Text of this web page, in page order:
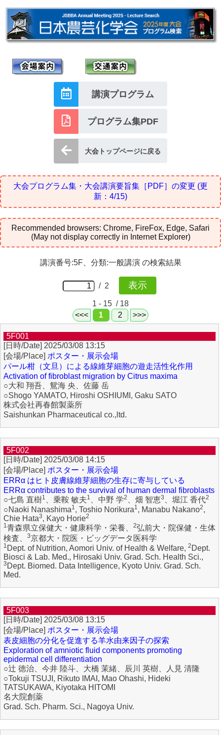
講演プログラム
プログラム集PDF
大会トップページに戻る
大会プログラム集・大会講演要旨集［PDF］の変更 (更
新：4/15)
Recommended browsers: Chrome, FireFox, Edge, Safari
(May not display correctly in Internet Explorer)
講演番号:5F、分類:一般講演 の検索結果
/ 2
1 - 15 / 18
<<<
1 2 >>>
5F001
2025/03/08 13:15
ポスター・展示会場
パール柑（文旦）による線維芽細胞の遊走活性化作用
Activation of fibroblast migration by Citrus maxima
○大和 翔吾、鴛海 央、佐藤 岳
○Shogo YAMATO, Hiroshi OSHIUMI, Gaku SATO
株式会社再春館製薬所
Saishunkan Pharmaceutical co.,ltd.
5F002
2025/03/08 14:15
ポスター・展示会場
ERRα はヒト皮膚線維芽細胞の生存に寄与している
ERRα contributes to the survival of human dermal fibroblasts
○七島 直樹1 、乗鞍 敏夫1 、中野 学2 、畑 智恵3 、堀江 香代2
○Naoki Nanashima1, Toshio Norikura1, Manabu Nakano2,
Chie Hata3, Kayo Horie2
1青森県立保健大・健康科学・栄養、 2弘前大・院保健・生体
検査、
3京都大・院医・ビッグデータ医科学
1 Dept. of Nutrition, Aomori Univ. of Health & Welfare, 2 Dept.
Biosci & Lab. Med., Hirosaki Univ. Grad. Sch. Health Sci.,
3 Dept. Biomed. Data Intelligence, Kyoto Univ. Grad. Sch.
Med.
5F003
2025/03/08 13:15
ポスター・展示会場
表皮細胞の分化を促進する羊水由来因子の探索
Exploration of amniotic fluid components promoting
epidermal cell differentiation
○辻 徳治、今井 陸斗、大橋 茉緒、辰川 英樹、人見 清隆
○Tokuji TSUJI, Rikuto IMAI, Mao Ohashi, Hideki
TATSUKAWA, Kiyotaka HITOMI
名大院創薬
Grad. Sch. Pharm. Sci., Nagoya Univ.